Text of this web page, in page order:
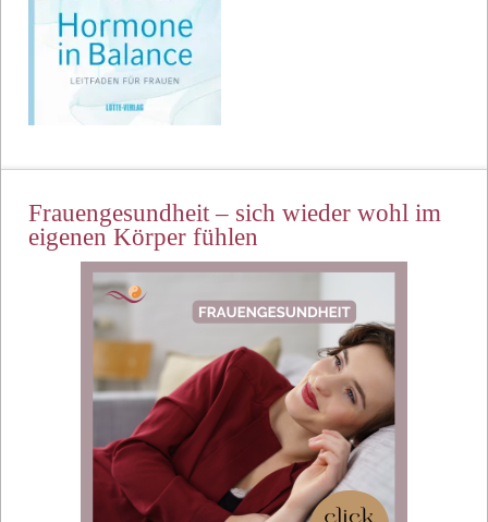
Frauengesundheit – sich wieder wohl im
eigenen Körper fühlen